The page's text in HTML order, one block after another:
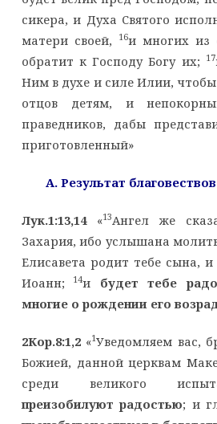
сикера, и Духа Святого
матери своей,
16и многих из
обратит к Господу Богу их; 17
Ним в духе и силе Илии, чтобы
отцов детям, и
праведников, дабы
приготовленный»
A. Результат
Лук.1:13,14«13Ангел же
Захария, ибо услышана
Елисавета родит тебе сына,
Иоанн; 14и будет тебе
многие о рождении его
2Кор.8:1,2«1Уведомляем вас,
Божией, данной церквам
среди великого
преизобилуют радостью; и